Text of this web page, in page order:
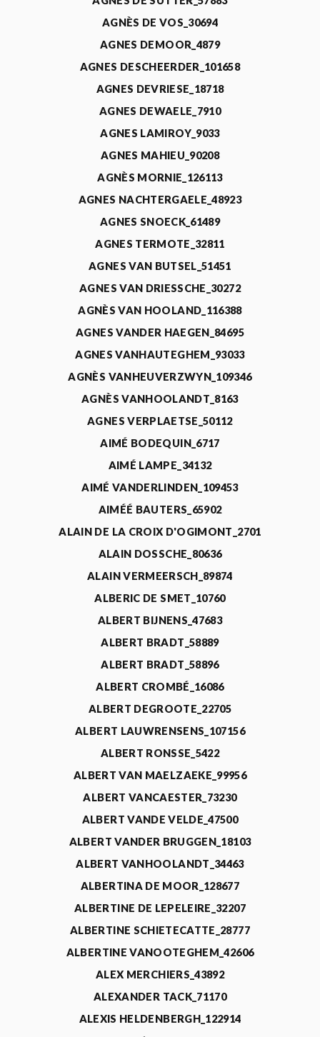
AGNÈS DE VOS_30694
AGNES DEMOOR_4879
AGNES DESCHEERDER_101658
AGNES DEVRIESE_18718
AGNES DEWAELE_7910
AGNES LAMIROY_9033
AGNES MAHIEU_90208
AGNÈS MORNIE_126113
AGNES NACHTERGAELE_48923
AGNES SNOECK_61489
AGNES TERMOTE_32811
AGNES VAN BUTSEL_51451
AGNES VAN DRIESSCHE_30272
AGNÈS VAN HOOLAND_116388
AGNES VANDER HAEGEN_84695
AGNES VANHAUTEGHEM_93033
AGNÈS VANHEUVERZWYN_109346
AGNÈS VANHOOLANDT_8163
AGNES VERPLAETSE_50112
AIMÉ BODEQUIN_6717
AIMÉ LAMPE_34132
AIMÉ VANDERLINDEN_109453
AIMÉÉ BAUTERS_65902
ALAIN DE LA CROIX D'OGIMONT_2701
ALAIN DOSSCHE_80636
ALAIN VERMEERSCH_89874
ALBERIC DE SMET_10760
ALBERT BIJNENS_47683
ALBERT BRADT_58889
ALBERT BRADT_58896
ALBERT CROMBÉ_16086
ALBERT DEGROOTE_22705
ALBERT LAUWRENSENS_107156
ALBERT RONSSE_5422
ALBERT VAN MAELZAEKE_99956
ALBERT VANCAESTER_73230
ALBERT VANDE VELDE_47500
ALBERT VANDER BRUGGEN_18103
ALBERT VANHOOLANDT_34463
ALBERTINA DE MOOR_128677
ALBERTINE DE LEPELEIRE_32207
ALBERTINE SCHIETECATTE_28777
ALBERTINE VANOOTEGHEM_42606
ALEX MERCHIERS_43892
ALEXANDER TACK_71170
ALEXIS HELDENBERGH_122914